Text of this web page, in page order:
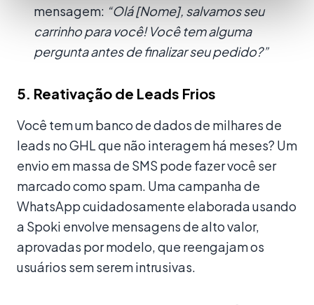
mensagem: “Olá [Nome], salvamos seu
carrinho para você! Você tem alguma
pergunta antes de finalizar seu pedido?”
5. Reativação de Leads Frios
Você tem um banco de dados de milhares de
leads no GHL que não interagem há meses? Um
envio em massa de SMS pode fazer você ser
marcado como spam. Uma campanha de
WhatsApp cuidadosamente elaborada usando
a Spoki envolve mensagens de alto valor,
aprovadas por modelo, que reengajam os
usuários sem serem intrusivas.